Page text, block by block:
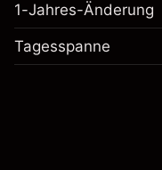
1-Jahres-Änderung
Tagesspanne